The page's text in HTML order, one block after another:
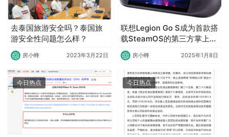
去泰国旅游安全吗？泰国旅
游安全性问题怎么样？
房小蜂 2023年3月22日
联想Legion Go S成为首款搭
载SteamOS的第三方掌上游
戏 PC
房小蜂 2025年1月8日
今日热点 今日热点